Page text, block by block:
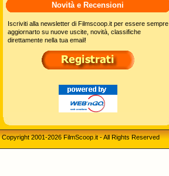
Novità e Recensioni
Iscriviti alla newsletter di Filmscoop.it per essere sempre
aggiornarto su nuove uscite, novità, classifiche
direttamente nella tua email!
Copyright 2001-2026 FilmScoop.it - All Rights Reserved